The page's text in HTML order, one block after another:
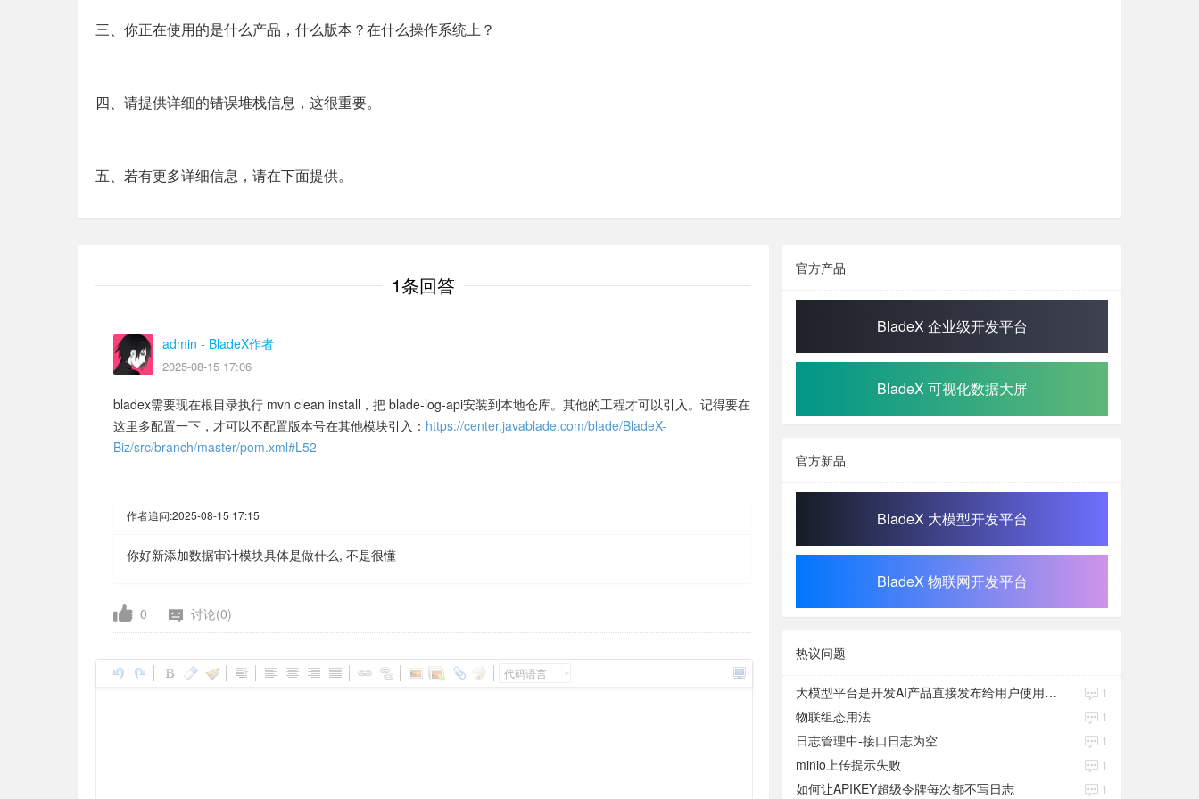
三、你正在使用的是什么产品，什么版本？在什么操作系统上？
四、请提供详细的错误堆栈信息，这很重要。
五、若有更多详细信息，请在下面提供。
1条回答
admin - BladeX作者
2025-08-15 17:06
bladex需要现在根目录执行 mvn clean install，把 blade-log-api安装到本地仓库。其他的工程才可以引入。记得要在
这里多配置一下，才可以不配置版本号在其他模块引入： https://center.javablade.com/blade/BladeX-
Biz/src/branch/master/pom.xml#L52
作者追问:2025-08-15 17:15
你好新添加数据审计模块具体是做什么, 不是很懂
0 讨论(0)
代码语言
官方产品
BladeX 企业级开发平台
BladeX 可视化数据大屏
官方新品
BladeX 大模型开发平台
BladeX 物联网开发平台
热议问题
大模型平台是开发AI产品直接发布给用户使用的吗？ 1
物联组态用法 1
日志管理中-接口日志为空 1
minio上传提示失败 1
如何让APIKEY超级令牌每次都不写日志 1